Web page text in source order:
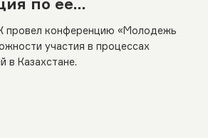
участию
провел конференцию «Молодежь
участия в процессах
в Казахстане.